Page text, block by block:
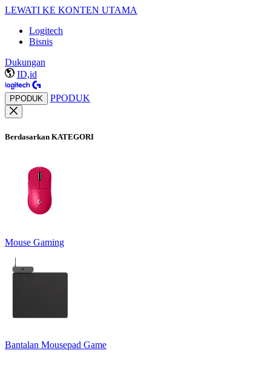
LEWATI KE KONTEN UTAMA
Logitech
Bisnis
Dukungan
ID,id
PPODUK PPODUK
Berdasarkan KATEGORI
Mouse Gaming
Bantalan Mousepad Game